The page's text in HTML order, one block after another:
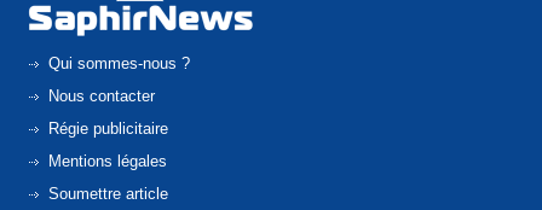
Qui sommes-nous ?
Nous contacter
Régie publicitaire
Mentions légales
Soumettre article